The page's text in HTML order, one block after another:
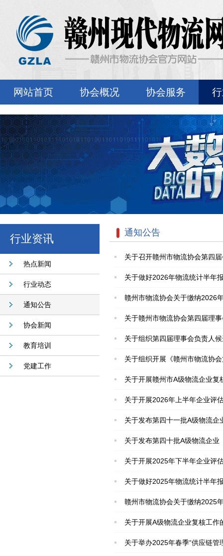
网站首页 协会概况 协会服务
行业资讯
热点新闻
行业动态
通知公告
协会新闻
教育培训
党建工作
通知公告
关于召开赣州市物流协会第四
关于做好2026年物流统计半年
赣州市物流协会关于缴纳2026
关于赣州市物流协会第四届理
关于组织第四届理事会负责人
关于组织开展《赣州市物流协
关于开展赣州市A级物流企业复
关于开展2026年上半年企业评
关于发布第四十一批A级物流企
关于发布第四十批A级物流企业
关于开展2025年下半年企业评
关于做好2025年物流统计半年
赣州市物流协会关于缴纳2025
关于开展A级物流企业复核工作
关于举办2025年春季“供应链管